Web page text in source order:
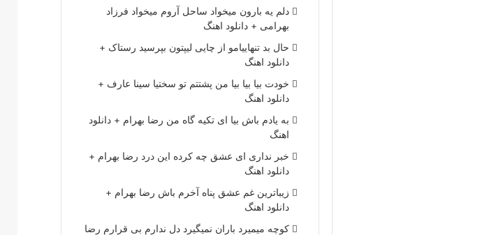
دلم یه بارون میخواد ساحل آروم میخواد فرزاد
بهرامی + دانلود اهنگ
حال بد تنهاییامو از چایی لیپتون بپرسید رستاک +
دانلود اهنگ
خودت بیا بیا بیا من پشتتم تو سختیا سینا عارف +
دانلود اهنگ
به یادم باش بیا ای تکیه گاه من رضا بهرام + دانلود
اهنگ
خبر نداری ای عشق چه کرده این درد رضا بهرام +
دانلود اهنگ
زیباترین غم عشق پناه آخرم باش رضا بهرام +
دانلود اهنگ
کوچه میمیرد باران نمیگیرد دل ندارم بی قرارم رضا